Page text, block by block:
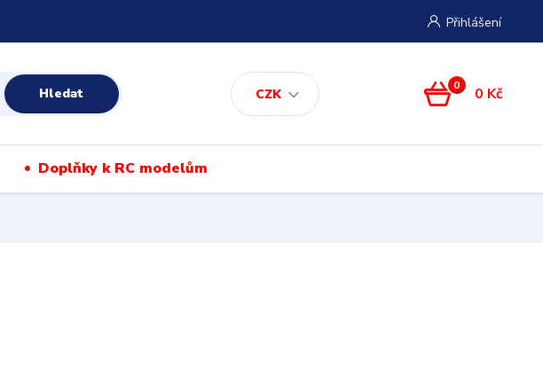
CZK
Přihlášení
Hledat 0 0 Kč
Doplňky k RC modelům